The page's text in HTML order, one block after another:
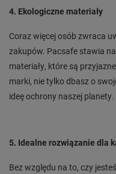
4. Ekologiczne materiały
Coraz więcej osób zwraca
zakupów. Pacsafe stawia
materiały, które są
marki, nie tylko dbasz o
ideę ochrony naszej planety.
5. Idealne rozwiązanie dla
Bez względu na to, czy